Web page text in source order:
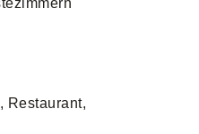
Restaurant,